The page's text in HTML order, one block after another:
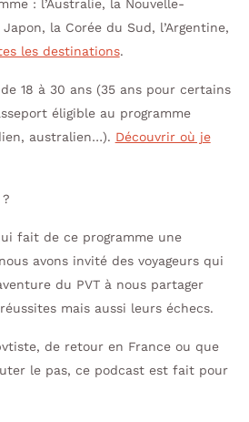
: l’Australie, la Nouvelle-
la Corée du Sud, l’Argentine,
les destinations.
18 à 30 ans (35 ans pour certains
éligible au programme
australien…). Découvrir où je
fait de ce programme une
avons invité des voyageurs qui
du PVT à nous partager
mais aussi leurs échecs.
de retour en France ou que
le pas, ce podcast est fait pour